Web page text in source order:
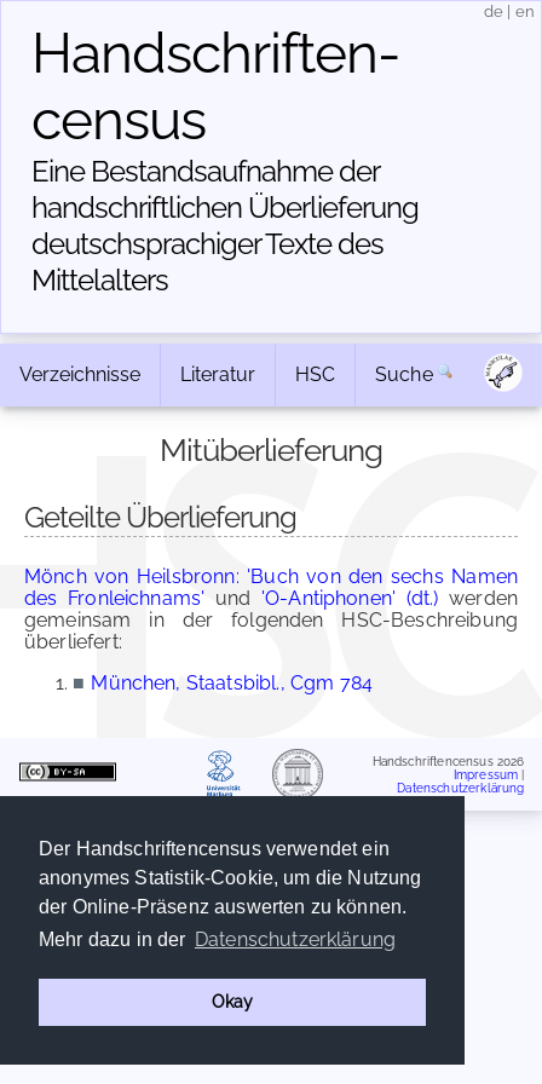
Der Handschriftencensus verwendet ein
anonymes Statistik-Cookie, um die Nutzung
der Online-Präsenz auswerten zu können.
Mehr dazu in der Datenschutzerklärung
Okay
Handschriften­
census
Eine Bestandsaufnahme der
handschriftlichen Über­lieferung
deutschsprachiger Texte des
Mittelalters
de en
Verzeichnisse Literatur HSC Suche
Mitüberlieferung
Geteilte Überlieferung
Mönch von Heilsbronn: 'Buch von den sechs Namen
des Fronleichnams' und 'O-Antiphonen' (dt.) werden
gemeinsam in der folgenden HSC-Beschreibung
überliefert:
■ München, Staatsbibl., Cgm 784
Handschriftencensus 2026
Impressum
Datenschutzerklärung